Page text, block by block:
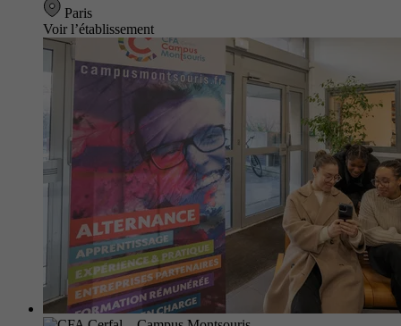
Paris
Voir l’établissement